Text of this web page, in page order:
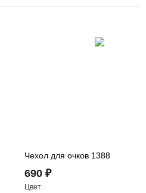
Чехол для очков 1388
690 ₽
Цвет